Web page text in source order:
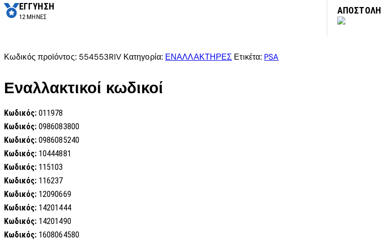
ΕΓΓΥΗΣΗ
12 ΜΗΝΕΣ
ΑΠΟΣΤΟΛΗ
Κωδικός προϊόντος: 554553RIV Κατηγορία: ΕΝΑΛΛΑΚΤΗΡΕΣ Ετικέτα: PSA
Εναλλακτικοί κωδικοί
Κωδικός: 011978
Κωδικός: 0986083800
Κωδικός: 0986085240
Κωδικός: 10444881
Κωδικός: 115103
Κωδικός: 116237
Κωδικός: 12090669
Κωδικός: 14201444
Κωδικός: 14201490
Κωδικός: 1608064580